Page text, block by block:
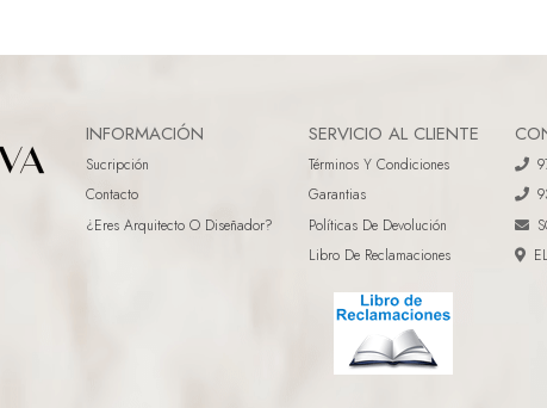
INFORMACIÓN
Sucripción
Contacto
¿eres Arquitecto O Diseñador?
SERVICIO AL CLIENTE
Términos Y Condiciones
Garantias
Políticas De Devolución
Libro De Reclamaciones